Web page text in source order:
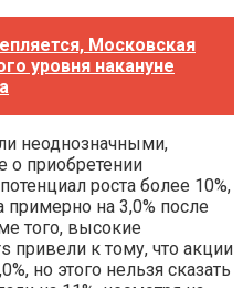
Московская
уровня накануне
неоднозначными,
о приобретении
роста более 10%,
на 3,0% после
того, высокие
привели к тому, что акции
но этого нельзя сказать